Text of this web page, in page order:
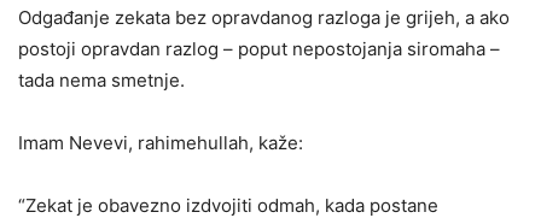
Odgađanje zekata bez opravdanog razloga je grijeh, a ako
postoji opravdan razlog – poput nepostojanja siromaha –
tada nema smetnje.
Imam Nevevi, rahimehullah, kaže:
“Zekat je obavezno izdvojiti odmah, kada postane